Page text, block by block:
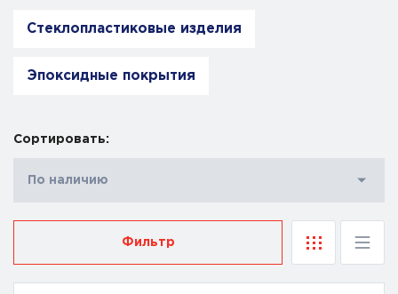
Стеклопластиковые изделия
Эпоксидные покрытия
Сортировать:
По наличию
Фильтр